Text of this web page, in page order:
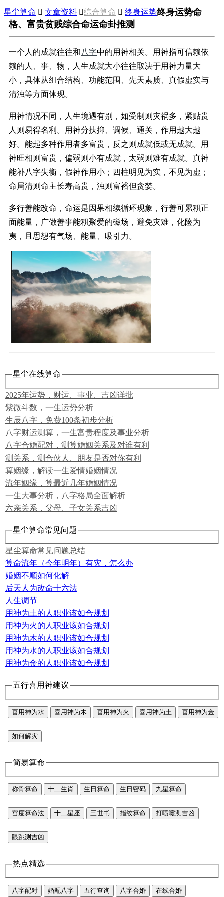
星尘算命  文章资料 综合算命  终身运势终身运势命
格、富贵贫贱综合命运命卦推测
一个人的成就往往和八字中的用神相关。用神指可信赖依
赖的人、事、物，人生成就大小往往取决于用神力量大
小，具体从组合结构、功能范围、先天素质、真假虚实与
清浊等方面体现。
用神情况不同，人生境遇有别，如受制则灾祸多，紧贴贵
人则易得名利。用神分扶抑、调候、通关，作用越大越
好。能起多种作用者多富贵，反之则成就低或无成就。用
神旺相则富贵，偏弱则小有成就，太弱则难有成就。真神
能补八字失衡，假神作用小；四柱明见为实，不见为虚；
命局清则命主长寿高贵，浊则富裕但贪婪。
多行善能改命，命运是因果相续循环现象，行善可累积正
面能量，广做善事能积聚爱的磁场，避免灾难，化险为
夷，且思想有气场、能量、吸引力。
星尘在线算命
2025年运势，财运、事业、吉凶详批
紫微斗数，一生运势分析
生辰八字，免费100条初步分析
八字财运测算，一生富贵程度及事业分析
八字合婚配对，测算婚姻关系及对谁有利
测关系，测合伙人、朋友是否对你有利
算姻缘，解读一生爱情婚姻情况
流年姻缘，算最近几年婚姻情况
一生大事分析，八字格局全面解析
六亲关系，父母、子女关系吉凶
星尘算命常见问题
星尘算命常见问题总结
算命流年（今年明年）有灾，怎么办
婚姻不顺如何化解
后天人为改命十六法
人生调节
用神为土的人职业该如合规划
用神为火的人职业该如合规划
用神为木的人职业该如合规划
用神为水的人职业该如合规划
用神为金的人职业该如合规划
五行喜用神建议
喜用神为水 喜用神为木 喜用神为火 喜用神为土 喜用神为金
如何解灾
简易算命
称骨算命 十二生肖 生日算命 生日密码 九星算命
宫度算命法 十二星座 三世书 指纹算命 打喷嚏测吉凶
眼跳测吉凶
热点精选
八字配对 婚配八字 五行查询 八字合婚 在线合婚